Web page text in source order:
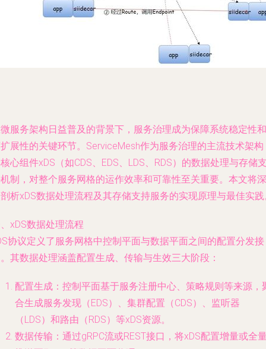
服务架构日益普及的背景下，服务治理成为保障系统稳定性和
展性的关键环节。ServiceMesh作为服务治理的主流技术架构
心组件xDS（如CDS、EDS、LDS、RDS）的数据处理与存储
制，对整个服务网格的运作效率和可靠性至关重要。本文将深
析xDS数据处理流程及其存储支持服务的实现原理与最佳实
xDS数据处理流程
协议定义了服务网格中控制平面与数据平面之间的配置分发接
其数据处理涵盖配置生成、传输与生效三大阶段：
配置生成：控制平面基于服务注册中心、策略规则等来源，
合生成服务发现（EDS）、集群配置（CDS）、监听器
（LDS）和路由（RDS）等xDS资源。
数据传输：通过gRPC流或REST接口，将xDS配置增量或全